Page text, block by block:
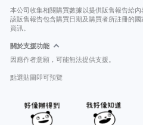
本公司收集相關購買數據以提供販售報告給內
該販售報告包含購買日期及購買者所註冊的
資訊。
關於支援功能
因應作者意願，可能無法提供支援。
點選貼圖即可預覽